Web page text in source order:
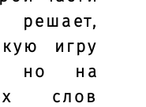
игру
но на
слов